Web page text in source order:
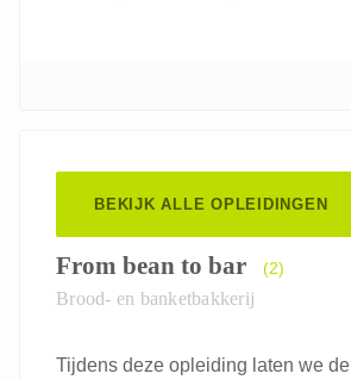
BEKIJK ALLE OPLEIDINGEN
From bean to bar (2)
Brood- en banketbakkerij
Tijdens deze opleiding laten we de